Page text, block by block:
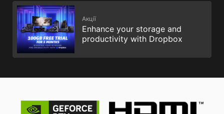
Акції
Enhance your storage and
productivity with Dropbox